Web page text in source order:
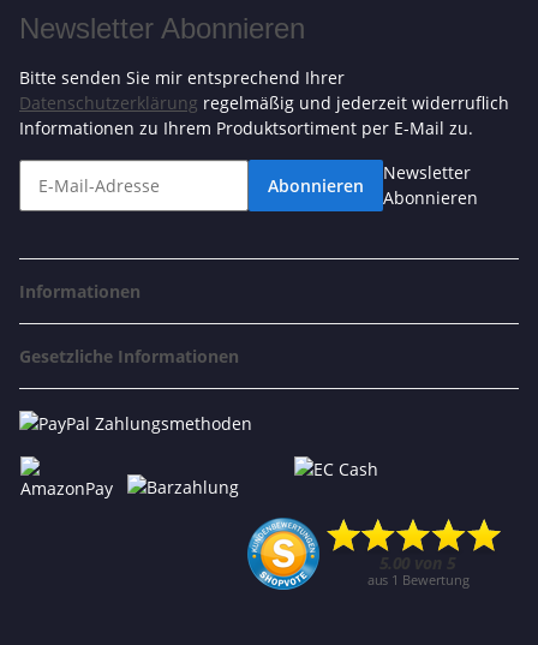
Newsletter Abonnieren
Bitte senden Sie mir entsprechend Ihrer
Datenschutzerklärung regelmäßig und jederzeit widerruflich
Informationen zu Ihrem Produktsortiment per E-Mail zu.
Abonnieren
Newsletter
Abonnieren
Informationen
Gesetzliche Informationen